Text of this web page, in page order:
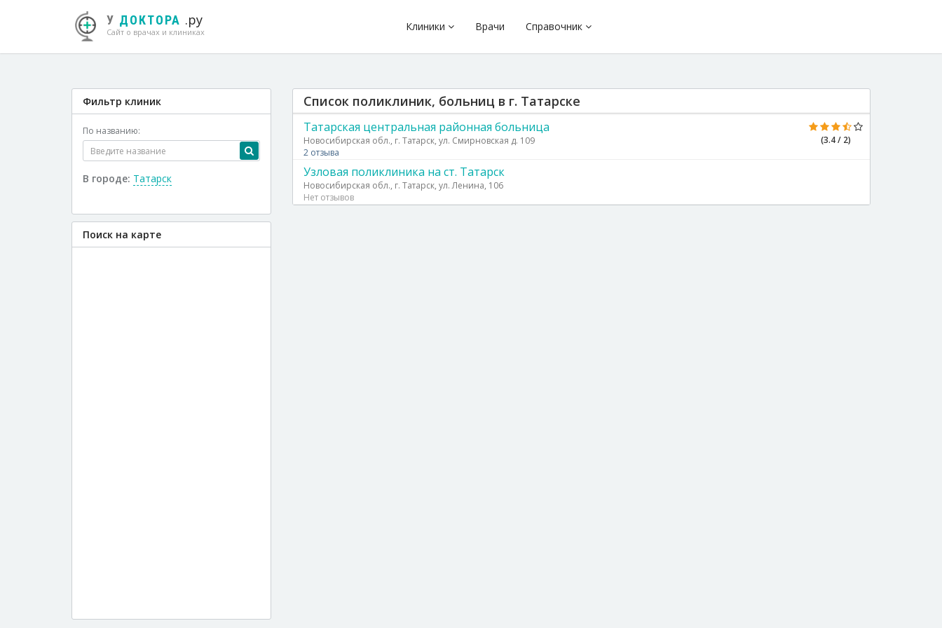
У ДОКТОРА .ру
Сайт о врачах и клиниках Клиники Врачи Справочник
Список поликлиник, больниц в г. Татарске
(3.4 / 2)
Татарская центральная районная больница
Новосибирская обл., г. Татарск, ул. Смирновская д. 109
2 отзыва
Узловая поликлиника на ст. Татарск
Новосибирская обл., г. Татарск, ул. Ленина, 106
Нет отзывов
Фильтр клиник
По названию:
В городе: Татарск
Поиск на карте